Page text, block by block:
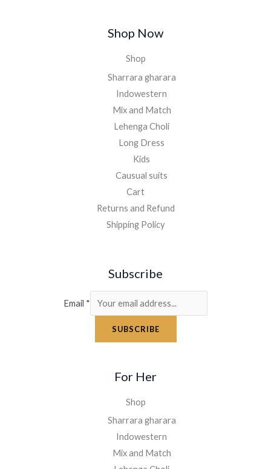
Shop Now
Shop
Sharrara gharara
Indowestern
Mix and Match
Lehenga Choli
Long Dress
Kids
Causual suits
Cart
Returns and Refund
Shipping Policy
Subscribe
Email *
SUBSCRIBE
For Her
Shop
Sharrara gharara
Indowestern
Mix and Match